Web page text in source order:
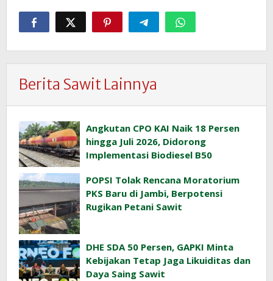
Berita Sawit Lainnya
Angkutan CPO KAI Naik 18 Persen
hingga Juli 2026, Didorong
Implementasi Biodiesel B50
POPSI Tolak Rencana Moratorium
PKS Baru di Jambi, Berpotensi
Rugikan Petani Sawit
DHE SDA 50 Persen, GAPKI Minta
Kebijakan Tetap Jaga Likuiditas dan
Daya Saing Sawit